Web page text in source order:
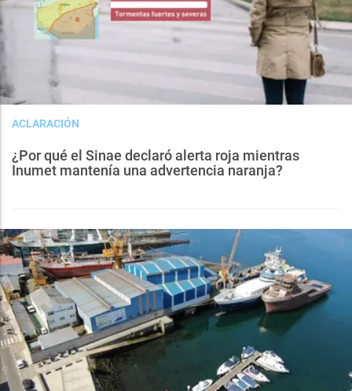
ACLARACIÓN
¿Por qué el Sinae declaró alerta roja mientras
Inumet mantenía una advertencia naranja?